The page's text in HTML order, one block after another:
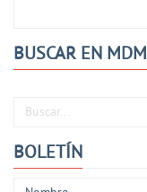
BUSCAR EN MDM
Buscar...
BOLETÍN